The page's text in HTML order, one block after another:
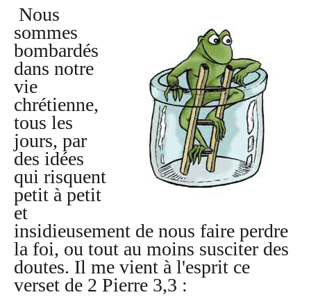
Nous
sommes
bombardés
dans notre
vie
chrétienne,
tous les
jours, par
des idées
qui risquent
petit à petit
et
insidieusement de nous faire perdre
la foi, ou tout au moins susciter des
doutes. Il me vient à l'esprit ce
verset de 2 Pierre 3,3 :